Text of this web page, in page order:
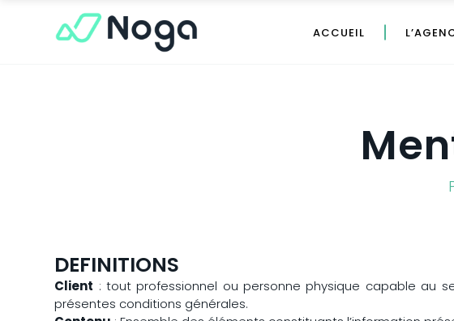
ACCUEIL
DEFINITIONS
Client : tout professionnel ou personne physique capable au
présentes conditions générales.